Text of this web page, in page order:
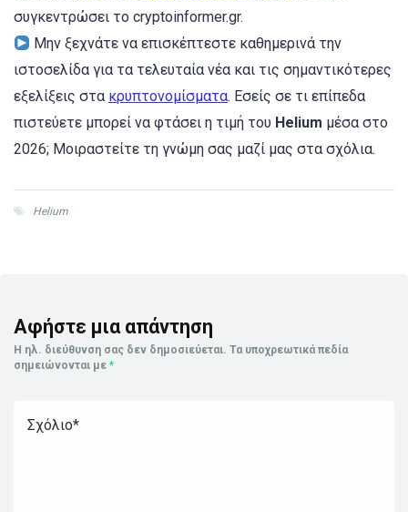
συγκεντρώσει το cryptoinformer.gr.
Μην ξεχνάτε να επισκέπτεστε καθημερινά την
ιστοσελίδα για τα τελευταία νέα και τις σημαντικότερες
εξελίξεις στα κρυπτονομίσματα. Εσείς σε τι επίπεδα
πιστεύετε μπορεί να φτάσει η τιμή του Helium μέσα στο
2026; Μοιραστείτε τη γνώμη σας μαζί μας στα σχόλια.
Helium
Αφήστε μια απάντηση
Η ηλ. διεύθυνση σας δεν δημοσιεύεται. Τα υποχρεωτικά πεδία
σημειώνονται με *